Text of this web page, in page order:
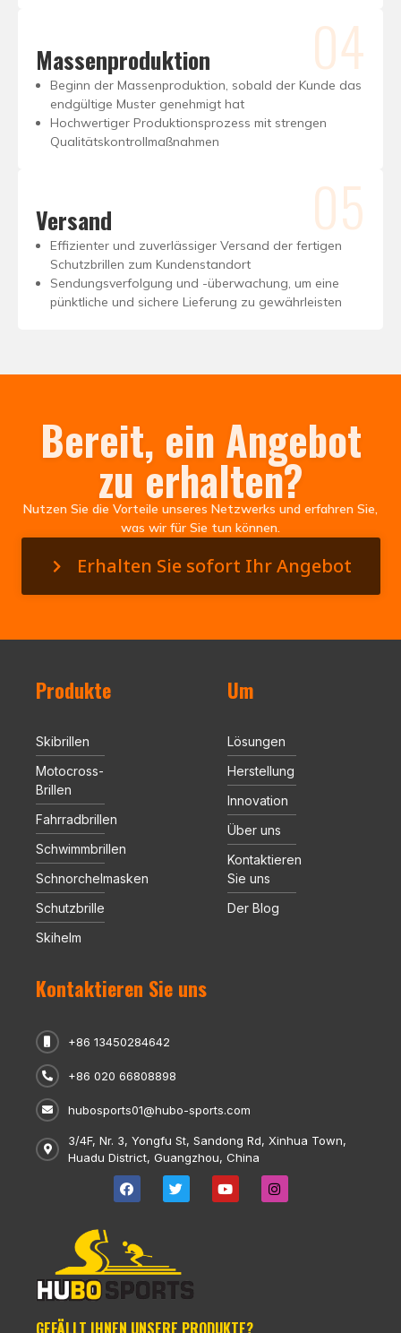
04
Massenproduktion
Beginn der Massenproduktion, sobald der Kunde das
endgültige Muster genehmigt hat
Hochwertiger Produktionsprozess mit strengen
Qualitätskontrollmaßnahmen
05
Versand
Effizienter und zuverlässiger Versand der fertigen
Schutzbrillen zum Kundenstandort
Sendungsverfolgung und -überwachung, um eine
pünktliche und sichere Lieferung zu gewährleisten
Bereit, ein Angebot
zu erhalten?
Nutzen Sie die Vorteile unseres Netzwerks und erfahren Sie,
was wir für Sie tun können.
Erhalten Sie sofort Ihr Angebot
Produkte
Skibrillen
Motocross-
Brillen
Fahrradbrillen
Schwimmbrillen
Schnorchelmasken
Schutzbrille
Skihelm
Um
Lösungen
Herstellung
Innovation
Über uns
Kontaktieren
Sie uns
Der Blog
Kontaktieren Sie uns
+86 13450284642
+86 020 66808898
hubosports01@hubo-sports.com
3/4F, Nr. 3, Yongfu St, Sandong Rd, Xinhua Town,
Huadu District, Guangzhou, China
GEFÄLLT IHNEN UNSERE PRODUKTE?